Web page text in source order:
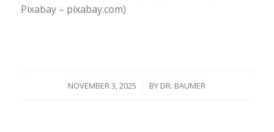
Pixabay – pixabay.com)
NOVEMBER 3, 2025
/ BY DR. BAUMER